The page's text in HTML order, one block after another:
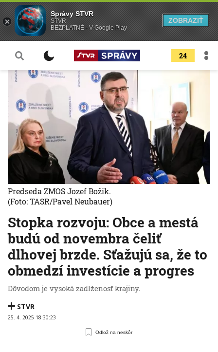
24
Stopka rozvoju: Obce a mestá
budú od novembra čeliť
dlhovej brzde. Sťažujú sa, že to
obmedzí investície a progres
Dôvodom je vysoká zadlženosť krajiny.
STVR
25. 4. 2025 18:30:23
Odlož na neskôr
Predseda ZMOS Jozef Božik.
(Foto: TASR/Pavel Neubauer)
Správy STVR
STVR
BEZPLATNÉ - V Google Play
ZOBRAZIŤ